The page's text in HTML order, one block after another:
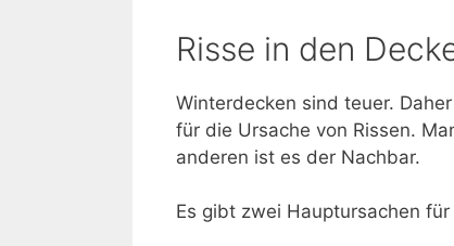
Risse in den
Winterdecken sind teuer.
für die Ursache von Rissen.
anderen ist es der Nachbar.
Es gibt zwei Hauptursachen